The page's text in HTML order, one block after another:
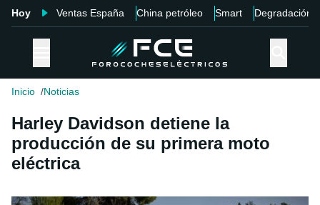
Hoy Ventas España China petróleo Smart Degradación
Inicio Noticias
Harley Davidson detiene la
producción de su primera moto
eléctrica